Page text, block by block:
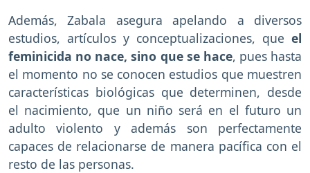
Además, Zabala asegura apelando a diversos
estudios, artículos y conceptualizaciones, que el
feminicida no nace, sino que se hace, pues hasta
el momento no se conocen estudios que muestren
características biológicas que determinen, desde
el nacimiento, que un niño será en el futuro un
adulto violento y además son perfectamente
capaces de relacionarse de manera pacífica con el
resto de las personas.